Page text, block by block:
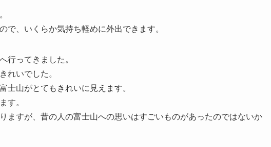
で、いくらか気持ち軽めに外出できます。
行ってきました。
れいでした。
士山がとてもきれいに見えます。
す。
ますが、昔の人の富士山への思いはすごいものがあったのではないか